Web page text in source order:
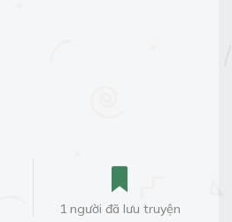
1 người đã lưu truyện